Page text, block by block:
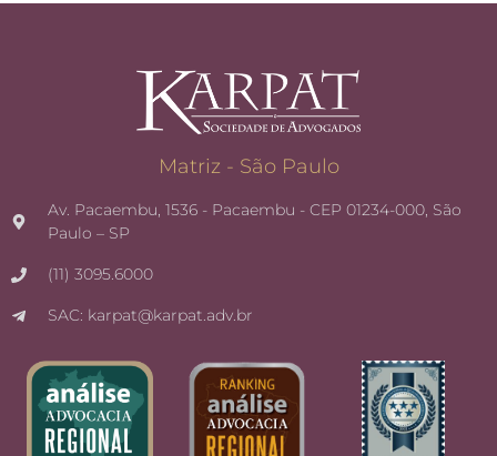
Matriz - São Paulo
Av. Pacaembu, 1536 - Pacaembu - CEP 01234-000, São
Paulo – SP
(11) 3095.6000
SAC: karpat@karpat.adv.br